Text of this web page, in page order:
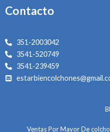
a
r
a
m
b
o
k
Contacto
351-2003042
3541-520749
3541-239459
Ventas Por Mayor De